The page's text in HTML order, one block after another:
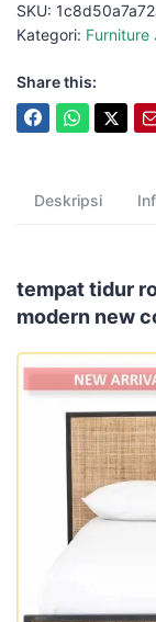
SKU:
Kategori: Furniture
Share this:
Deskripsi
tempat tidur
modern new